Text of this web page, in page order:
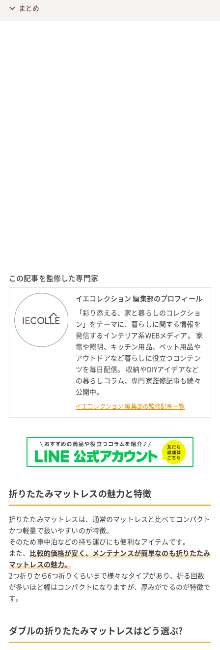
まとめ
この記事を監修した専門家
イエコレクション 編集部のプロフィール
「彩り添える、家と暮らしのコレクショ
ン」をテーマに、暮らしに関する情報を
発信するインテリア系WEBメディア。 家
電や照明、キッチン用品、ペット用品や
アウトドアなど暮らしに役立つコンテン
ツを毎日配信。 収納やDIYアイデアなど
の暮らしコラム、専門家監修記事も続々
公開中。
イエコレクション 編集部の監修記事一覧
折りたたみマットレスの魅力と特徴
折りたたみマットレスは、通常のマットレスと比べてコンパクト
かつ軽量で扱いやすいのが特徴。
そのため車中泊などの持ち運びにも便利なアイテムです。
また、比較的価格が安く、メンテナンスが簡単なのも折りたたみ
マットレスの魅力。
2つ折りから6つ折りくらいまで様々なタイプがあり、折る回数
が多いほど幅はコンパクトになりますが、厚みがでるのが特徴で
す。
ダブルの折りたたみマットレスはどう選ぶ?